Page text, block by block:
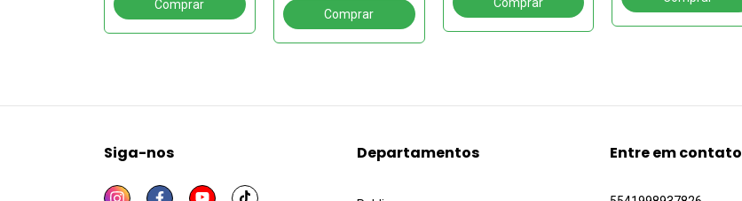
psicotrópicos
TARDIOCHALCONAS
COMO ESTRATÉGIA
Siga-nos Departamentos Entre em contato